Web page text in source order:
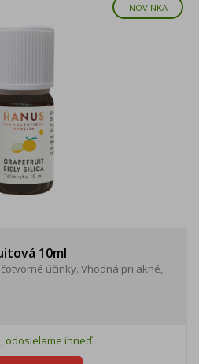
NOVINKA
10ml
účinky. Vhodná pri akné,
odosielame ihneď